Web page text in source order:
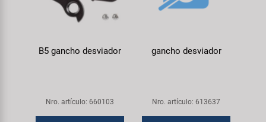
B5 gancho desviador
Nro. artículo: 660103
gancho desviador
Nro. artículo: 613637